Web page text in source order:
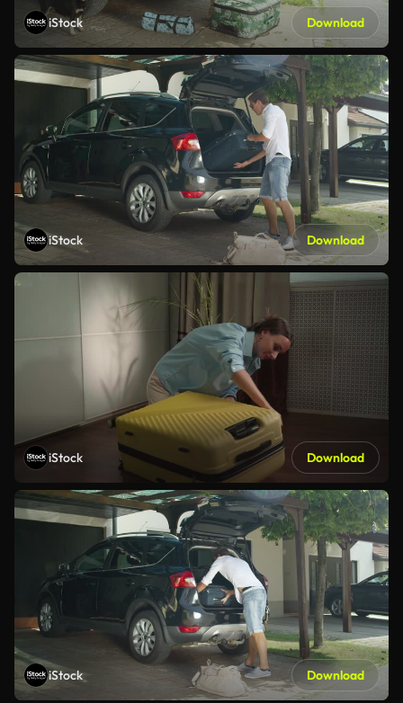
iStock Download
iStock Download
iStock Download
iStock Download